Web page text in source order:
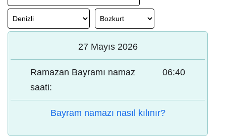
27 Mayıs 2026
Ramazan Bayramı namaz
saati:
06:40
Bayram namazı nasıl kılınır?